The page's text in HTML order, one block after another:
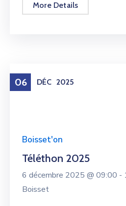
More Details
06 DÉC 2025
Boisset'on
Téléthon 2025
6 décembre 2025 @ 09:00 -
Boisset